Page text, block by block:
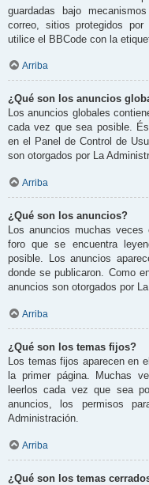
guardadas bajo
correo, sitios protegidos
utilice el BBCode con la
Arriba
¿Qué son los anuncios
Los anuncios globales
cada vez que sea posible.
en el Panel de Control de
son otorgados por La
Arriba
¿Qué son los anuncios?
Los anuncios muchas veces
foro que se encuentra
posible. Los anuncios
donde se publicaron. Como
anuncios son otorgados por
Arriba
¿Qué son los temas fijos?
Los temas fijos aparecen en
la primer página. Muchas
leerlos cada vez que sea
anuncios, los permisos
Administración.
Arriba
¿Qué son los temas